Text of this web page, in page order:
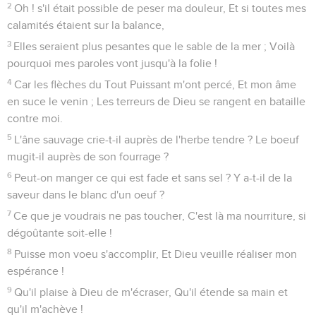
2 Oh ! s'il était possible de peser ma douleur, Et si toutes mes
calamités étaient sur la balance,
3 Elles seraient plus pesantes que le sable de la mer ; Voilà
pourquoi mes paroles vont jusqu'à la folie !
4 Car les flèches du Tout Puissant m'ont percé, Et mon âme
en suce le venin ; Les terreurs de Dieu se rangent en bataille
contre moi.
5 L'âne sauvage crie-t-il auprès de l'herbe tendre ? Le boeuf
mugit-il auprès de son fourrage ?
6 Peut-on manger ce qui est fade et sans sel ? Y a-t-il de la
saveur dans le blanc d'un oeuf ?
7 Ce que je voudrais ne pas toucher, C'est là ma nourriture, si
dégoûtante soit-elle !
8 Puisse mon voeu s'accomplir, Et Dieu veuille réaliser mon
espérance !
9 Qu'il plaise à Dieu de m'écraser, Qu'il étende sa main et
qu'il m'achève !